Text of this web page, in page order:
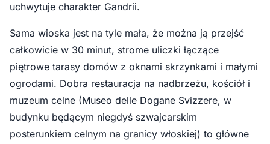
uchwytuje charakter Gandrii.
Sama wioska jest na tyle mała, że można ją przejść
całkowicie w 30 minut, strome uliczki łączące
piętrowe tarasy domów z oknami skrzynkami i małymi
ogrodami. Dobra restauracja na nadbrzeżu, kościół i
muzeum celne (Museo delle Dogane Svizzere, w
budynku będącym niegdyś szwajcarskim
posterunkiem celnym na granicy włoskiej) to główne